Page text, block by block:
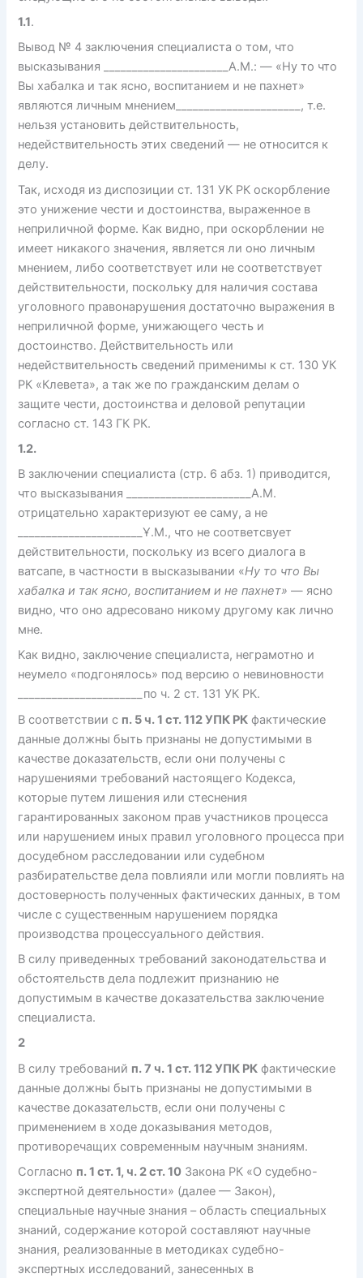
1.1.
Вывод № 4 заключения специалиста о том, что
высказывания ______________________А.М.: — «Ну то что
Вы хабалка и так ясно, воспитанием и не пахнет»
являются личным мнением______________________, т.е.
нельзя установить действительность,
недействительность этих сведений — не относится к
делу.
Так, исходя из диспозиции ст. 131 УК РК оскорбление
это унижение чести и достоинства, выраженное в
неприличной форме. Как видно, при оскорблении не
имеет никакого значения, является ли оно личным
мнением, либо соответствует или не соответствует
действительности, поскольку для наличия состава
уголовного правонарушения достаточно выражения в
неприличной форме, унижающего честь и
достоинство. Действительность или
недействительность сведений применимы к ст. 130 УК
РК «Клевета», а так же по гражданским делам о
защите чести, достоинства и деловой репутации
согласно ст. 143 ГК РК.
1.2.
В заключении специалиста (стр. 6 абз. 1) приводится,
что высказывания ______________________А.М.
отрицательно характеризуют ее саму, а не
______________________Ұ.М., что не соответсвует
действительности, поскольку из всего диалога в
ватсапе, в частности в высказывании «Ну то что Вы
хабалка и так ясно, воспитанием и не пахнет» — ясно
видно, что оно адресовано никому другому как лично
мне.
Как видно, заключение специалиста, неграмотно и
неумело «подгонялось» под версию о невиновности
______________________по ч. 2 ст. 131 УК РК.
В соответствии с п. 5 ч. 1 ст. 112 УПК РК фактические
данные должны быть признаны не допустимыми в
качестве доказательств, если они получены с
нарушениями требований настоящего Кодекса,
которые путем лишения или стеснения
гарантированных законом прав участников процесса
или нарушением иных правил уголовного процесса при
досудебном расследовании или судебном
разбирательстве дела повлияли или могли повлиять на
достоверность полученных фактических данных, в том
числе с существенным нарушением порядка
производства процессуального действия.
В силу приведенных требований законодательства и
обстоятельств дела подлежит признанию не
допустимым в качестве доказательства заключение
специалиста.
2
В силу требований п. 7 ч. 1 ст. 112 УПК РК фактические
данные должны быть признаны не допустимыми в
качестве доказательств, если они получены с
применением в ходе доказывания методов,
противоречащих современным научным знаниям.
Согласно п. 1 ст. 1, ч. 2 ст. 10 Закона РК «О судебно-
экспертной деятельности» (далее — Закон),
специальные научные знания – область специальных
знаний, содержание которой составляют научные
знания, реализованные в методиках судебно-
экспертных исследований, занесенных в